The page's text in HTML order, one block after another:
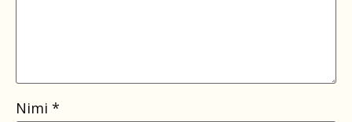
Nimi *